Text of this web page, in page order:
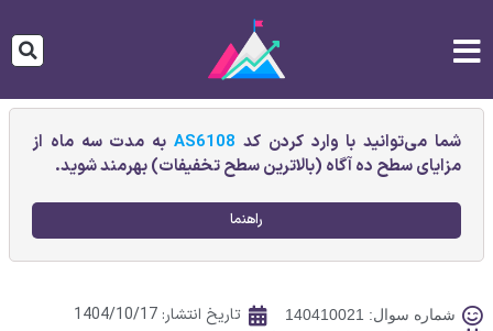
شما می‌توانید با وارد کردن کد AS6108به مدت سه ماه از
مزایای سطح ده آگاه (بالاترین سطح تخفیفات) بهرمند شوید.
راهنما
شماره سوال: 140410021 تاریخ انتشار: 1404/10/17